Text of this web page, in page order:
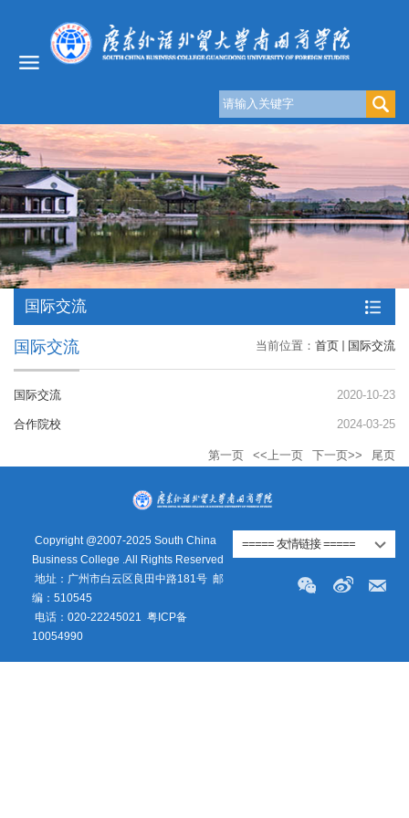
国际交流
当前位置： 首页 国际交流
国际交流
国际交流 2020-10-23
合作院校 2024-03-25
第一页 <<上一页 下一页>> 尾页
Copyright @2007-2025 South China
Business College .All Rights Reserved
地址：广州市白云区良田中路181号 邮
编：510545
电话：020-22245021 粤ICP备
10054990
===== 友情链接 =====